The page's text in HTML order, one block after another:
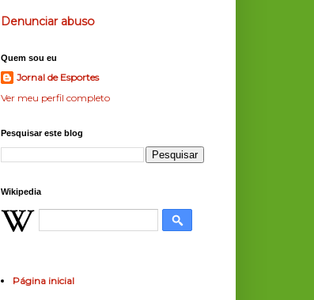
Denunciar abuso
Quem sou eu
Jornal de Esportes
Ver meu perfil completo
Pesquisar este blog
Wikipedia
Página inicial